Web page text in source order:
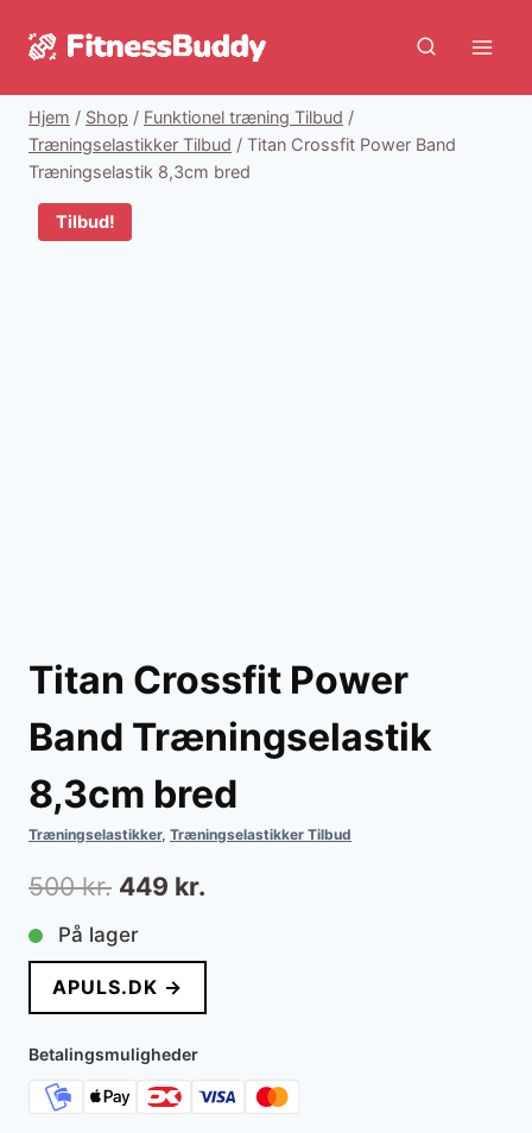
Hjem / Shop / Funktionel træning Tilbud /
Træningselastikker Tilbud / Titan Crossfit Power Band
Træningselastik 8,3cm bred
Tilbud!
Titan Crossfit Power
Band Træningselastik
8,3cm bred
Træningselastikker, Træningselastikker Tilbud
500kr. Den
oprindelige
pris
var:
500 kr..
449 kr.
pris
er:
På lager
APULS.DK →
Betalingsmuligheder